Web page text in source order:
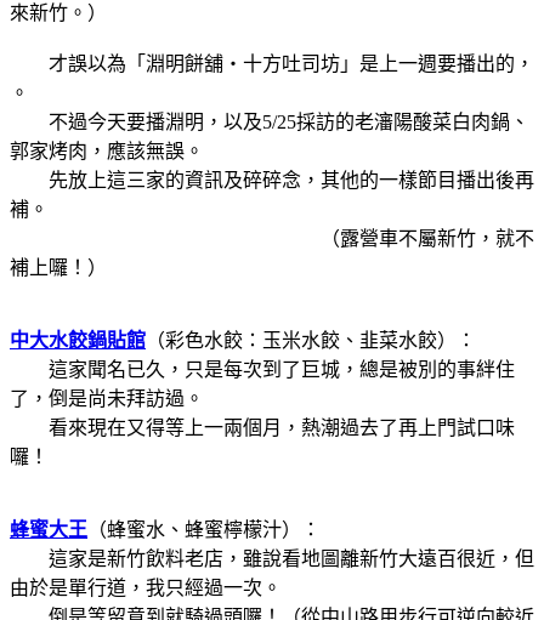
來新竹。）
才誤以為「淵明餅舖‧十方吐司坊」是上一週要播出的，
。
不過今天要播淵明，以及5/25採訪的老瀋陽酸菜白肉鍋、
郭家烤肉，應該無誤。
先放上這三家的資訊及碎碎念，其他的一樣節目播出後再
補。
（露營車不屬新竹，就不
補上囉！）
中大水餃鍋貼館 （彩色水餃：玉米水餃、韭菜水餃）：
這家聞名已久，只是每次到了巨城，總是被別的事絆住
了，倒是尚未拜訪過。
看來現在又得等上一兩個月，熱潮過去了再上門試口味
囉！
蜂蜜大王 （蜂蜜水 、 蜂蜜檸檬汁）：
這家是新竹飲料老店，雖說看地圖離新竹大遠百很近，但
由於是單行道，我只經過一次。